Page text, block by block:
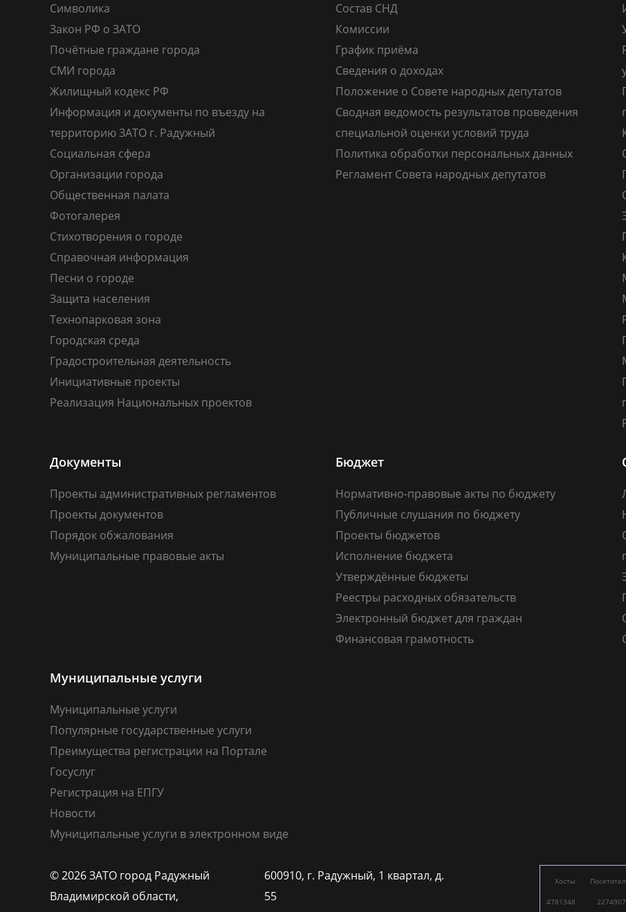
Символика
Закон РФ о ЗАТО
Почётные граждане города
СМИ города
Жилищный кодекс РФ
Информация и документы по въезду на
территорию ЗАТО г. Радужный
Социальная сфера
Организации города
Общественная палата
Фотогалерея
Стихотворения о городе
Справочная информация
Песни о городе
Защита населения
Технопарковая зона
Городская среда
Градостроительная деятельность
Инициативные проекты
Реализация Национальных проектов
Состав СНД
Комиссии
График приёма
Сведения о доходах
Положение о Совете народных депутатов
Сводная ведомость результатов проведения
специальной оценки условий труда
Политика обработки персональных данных
Регламент Совета народных депутатов
Документы
Проекты административных регламентов
Проекты документов
Порядок обжалования
Муниципальные правовые акты
Бюджет
Нормативно-правовые акты по бюджету
Публичные слушания по бюджету
Проекты бюджетов
Исполнение бюджета
Утверждённые бюджеты
Реестры расходных обязательств
Электронный бюджет для граждан
Финансовая грамотность
Муниципальные услуги
Муниципальные услуги
Популярные государственные услуги
Преимущества регистрации на Портале
Госуслуг
Регистрация на ЕПГУ
Новости
Муниципальные услуги в электронном виде
© 2026 ЗАТО город Радужный
Владимирской области,
600910, г. Радужный, 1 квартал, д.
55
Хосты
4781348